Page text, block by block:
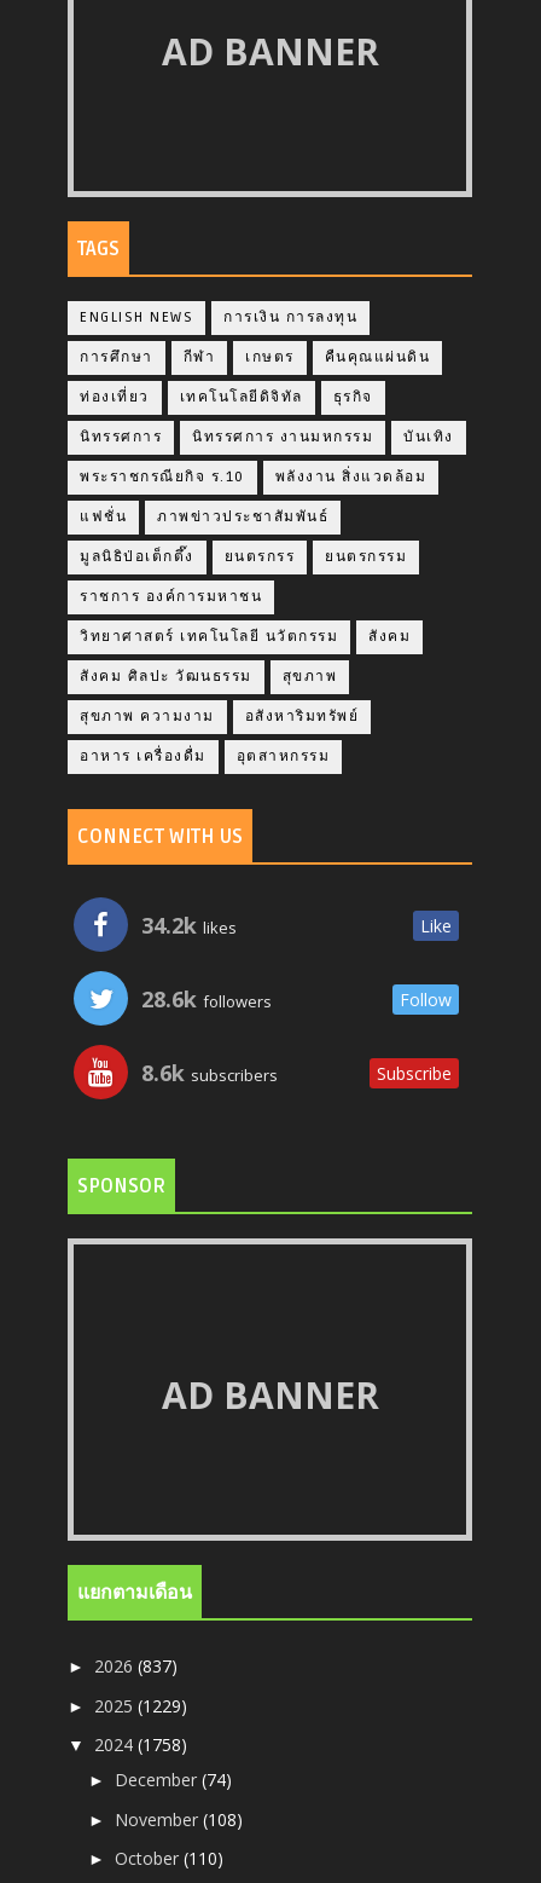
AD BANNER
TAGS
ENGLISH NEWS การเงิน การลงทุน
การศึกษา กีฬา เกษตร คืนคุณแผ่นดิน
ท่องเที่ยว เทคโนโลยีดิจิทัล ธุรกิจ
นิทรรศการ นิทรรศการ งานมหกรรม บันเทิง
พระราชกรณียกิจ ร.10 พลังงาน สิ่งแวดล้อม
แฟชั่น ภาพข่าวประชาสัมพันธ์
มูลนิธิป่อเต็กตึ๊ง ยนตรกรร ยนตรกรรม
ราชการ องค์การมหาชน
วิทยาศาสตร์ เทคโนโลยี นวัตกรรม สังคม
สังคม ศิลปะ วัฒนธรรม สุขภาพ
สุขภาพ ความงาม อสังหาริมทรัพย์
อาหาร เครื่องดื่ม อุตสาหกรรม
CONNECT WITH US
34.2k likes Like
28.6k followers Follow
8.6k subscribers Subscribe
SPONSOR
AD BANNER
แยกตามเดือน
► 2026(837)
► 2025(1229)
▼ 2024(1758)
► December(74)
► November(108)
►October(110)